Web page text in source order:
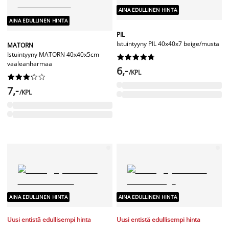
AINA EDULLINEN HINTA
MATORN
Istuintyyny MATORN 40x40x5cm
vaaleanharmaa






7,-/KPL
AINA EDULLINEN HINTA
PIL
Istuintyyny PIL 40x40x7 beige/musta






6,-/KPL
AINA EDULLINEN HINTA
Uusi entistä edullisempi hinta
AINA EDULLINEN HINTA
Uusi entistä edullisempi hinta